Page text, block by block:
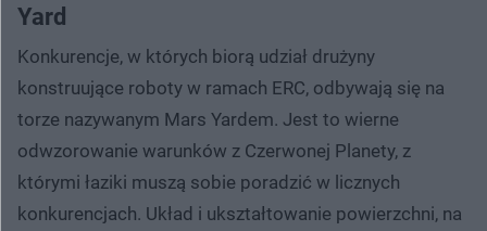
Yard
Konkurencje, w których biorą udział drużyny
konstruujące roboty w ramach ERC, odbywają się na
torze nazywanym Mars Yardem. Jest to wierne
odwzorowanie warunków z Czerwonej Planety, z
którymi łaziki muszą sobie poradzić w licznych
konkurencjach. Układ i ukształtowanie powierzchni, na